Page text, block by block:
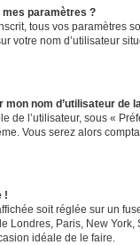
paramètres ?
tous vos paramètres
votre nom d’utilisateur
mon nom d’utilisateur de
de l’utilisateur, sous «
Vous serez alors
!
soit réglée sur un
Londres, Paris, New
idéale de le faire.